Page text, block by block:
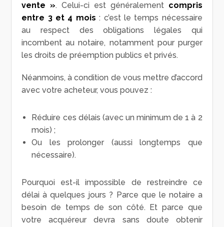
vente ». Celui-ci est généralement compris
entre 3 et 4 mois : c’est le temps nécessaire
au respect des obligations légales qui
incombent au notaire, notamment pour purger
les droits de préemption publics et privés.
Néanmoins, à condition de vous mettre d’accord
avec votre acheteur, vous pouvez :
Réduire ces délais (avec un minimum de 1 à 2
mois) ;
Ou les prolonger (aussi longtemps que
nécessaire).
Pourquoi est-il impossible de restreindre ce
délai à quelques jours ? Parce que le notaire a
besoin de temps de son côté. Et parce que
votre acquéreur devra sans doute obtenir